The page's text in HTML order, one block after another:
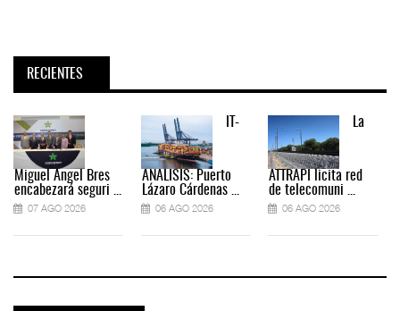
RECIENTES
Miguel Ángel Bres
encabezará seguri ...
07 AGO 2026
IT-
ANÁLISIS: Puerto
Lázaro Cárdenas ...
06 AGO 2026
La
ATTRAPI licita red
de telecomuni ...
06 AGO 2026